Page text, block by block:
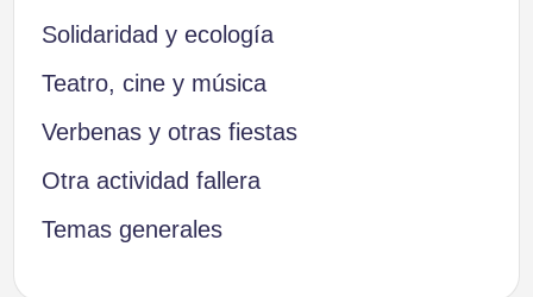
Solidaridad y ecología
Teatro, cine y música
Verbenas y otras fiestas
Otra actividad fallera
Temas generales